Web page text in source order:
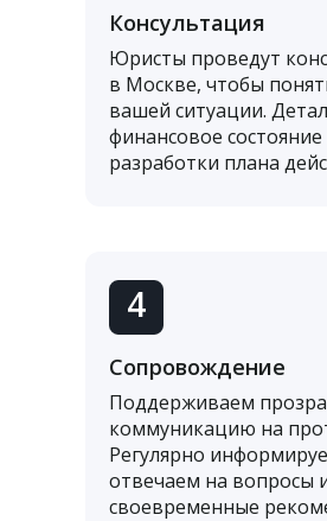
Консультация
Юристы проведут
в Москве, чтобы
вашей ситуации.
финансовое
разработки плана
4
Сопровождение
Поддерживаем
коммуникацию на
Регулярно
отвечаем на вопросы
своевременные